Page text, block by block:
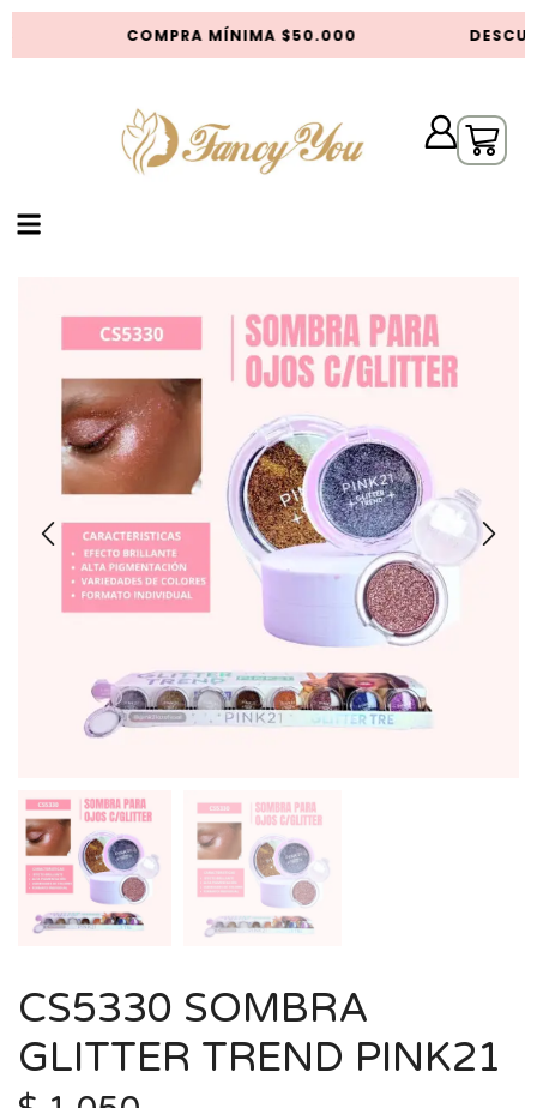
COMPRA MÍNIMA $50.000
CS5330 SOMBRA
GLITTER TREND PINK21